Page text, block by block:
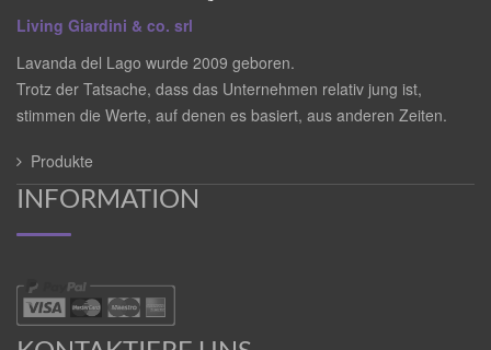
Living Giardini & co. srl
Lavanda del Lago wurde 2009 geboren.
Trotz der Tatsache, dass das Unternehmen relativ jung ist,
stimmen die Werte, auf denen es basiert, aus anderen Zeiten.
Produkte
INFORMATION